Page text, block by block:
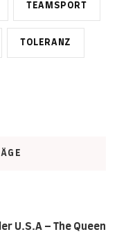
TEAMSPORT
TOLERANZ
U.S.A – The Queen